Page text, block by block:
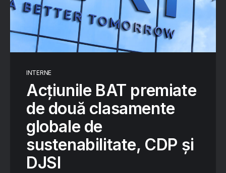
INTERNE
Acțiunile BAT premiate
de două clasamente
globale de
sustenabilitate, CDP și
DJSI